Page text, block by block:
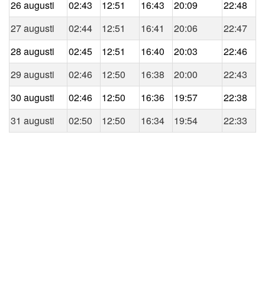
26 augusti 02:43 12:51 16:43 20:09
22:48
27 augusti
02:44 12:51 16:41 20:06
22:47
28 augusti
02:45 12:51 16:40 20:03
22:46
29 augusti
02:46 12:50 16:38 20:00
22:43
30 augusti
02:46 12:50 16:36 19:57
22:38
31 augusti
02:50 12:50 16:34 19:54 22:33